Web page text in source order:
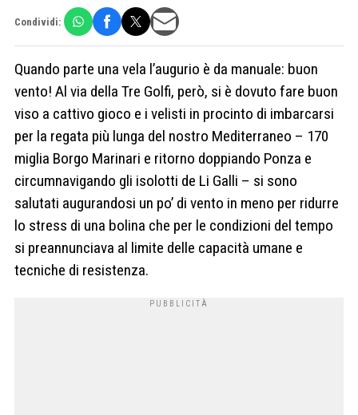
Condividi:
Quando parte una vela l’augurio è da manuale: buon
vento! Al via della Tre Golfi, però, si è dovuto fare buon
viso a cattivo gioco e i velisti in procinto di imbarcarsi
per la regata più lunga del nostro Mediterraneo – 170
miglia Borgo Marinari e ritorno doppiando Ponza e
circumnavigando gli isolotti de Li Galli – si sono
salutati augurandosi un po’ di vento in meno per ridurre
lo stress di una bolina che per le condizioni del tempo
si preannunciava al limite delle capacità umane e
tecniche di resistenza.